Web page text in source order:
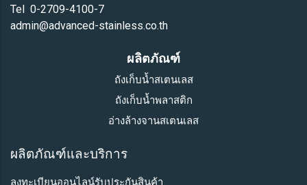
Tel 0-2709-4100-7
admin@advanced-stainless.co.th
ผลิตภัณฑ์
ถังเก็บน้ำสเตนเลส
ถังเก็บน้ำพลาสติก
อ่างล้างจานสเตนเลส
ผลิตภัณฑ์และบริการ
ลงทะเบียนออนไลน์รับประกันสินค้า